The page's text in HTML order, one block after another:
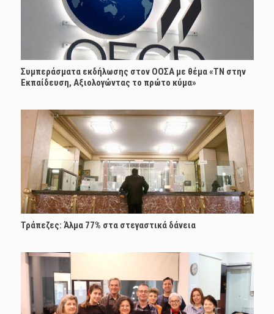
Συμπεράσματα εκδήλωσης στον ΟΟΣΑ με θέμα «ΤΝ στην
Εκπαίδευση, Αξιολογώντας το πρώτο κύμα»
Τράπεζες: Άλμα 77% στα στεγαστικά δάνεια